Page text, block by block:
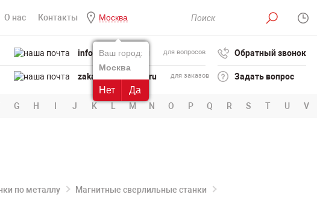
О нас Контакты Москва
Ваш город:
Москва
Нет Да
info@powertool.ru для вопросов
zakaz@powertool.ru для заказов
Обратный звонок
Задать вопрос
G H I J K L M N O P Q R S T U V
по металлу Магнитные сверлильные станки